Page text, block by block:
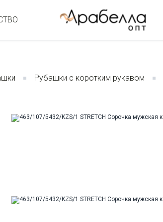
Рубашки с коротким рукавом